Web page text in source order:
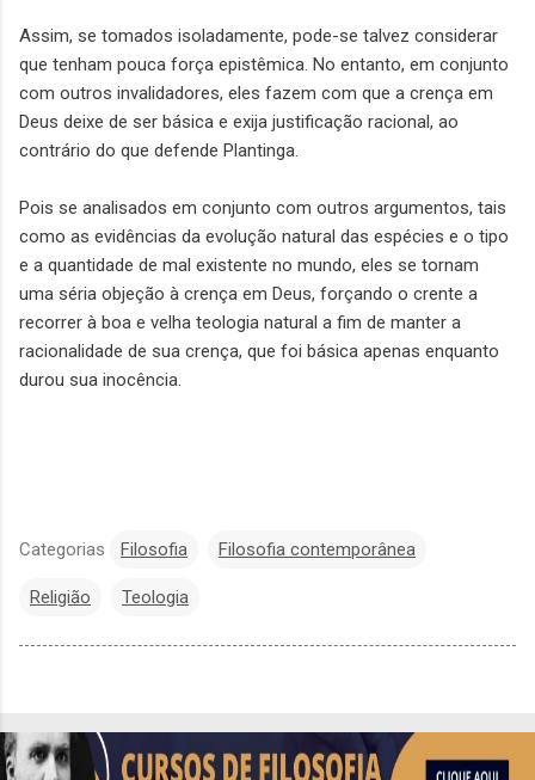
Assim, se tomados isoladamente, pode-se talvez considerar
que tenham pouca força epistêmica. No entanto, em conjunto
com outros invalidadores, eles fazem com que a crença em
Deus deixe de ser básica e exija justificação racional, ao
contrário do que defende Plantinga.
Pois se analisados em conjunto com outros argumentos, tais
como as evidências da evolução natural das espécies e o tipo
e a quantidade de mal existente no mundo, eles se tornam
uma séria objeção à crença em Deus, forçando o crente a
recorrer à boa e velha teologia natural a fim de manter a
racionalidade de sua crença, que foi básica apenas enquanto
durou sua inocência.
Categorias Filosofia Filosofia contemporânea
Religião Teologia